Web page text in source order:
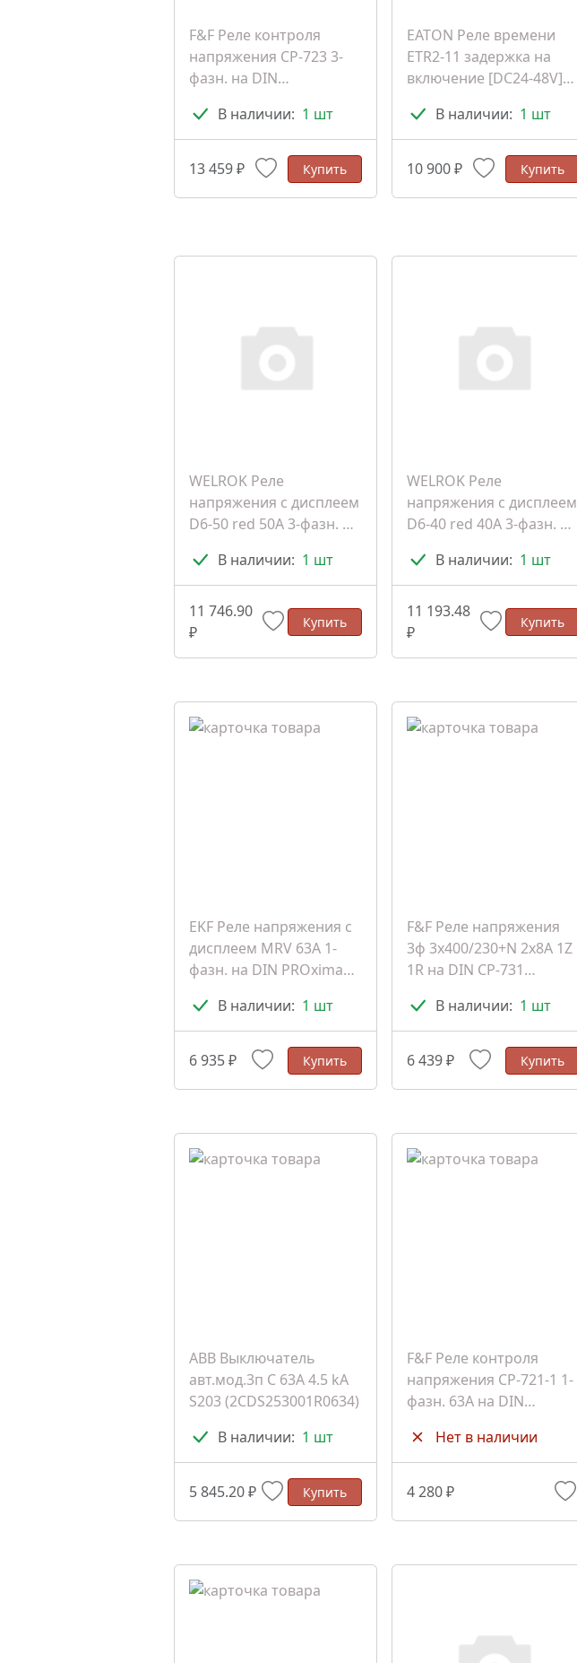
F&F Реле контроля
напряжения CP-723 3-
фазн. на DIN
В наличии: 1 шт
13 459 ₽ Купить
EATON Реле времени
ETR2-11 задержка на
включение [DC24-48V]
В наличии: 1 шт
10 900 ₽ Купить
WELROK Реле
напряжения с дисплеем
D6-50 red 50A 3-фазн. на
В наличии: 1 шт
11 746.90
₽
Купить
WELROK Реле
напряжения с дисплеем
D6-40 red 40A 3-фазн. на
В наличии: 1 шт
11 193.48
₽
Купить
EKF Реле напряжения с
дисплеем MRV 63A 1-
фазн. на DIN PROxima
В наличии: 1 шт
6 935 ₽ Купить
F&F Реле напряжения
3ф 3х400/230+N 2x8A 1Z
1R на DIN CP-731
В наличии: 1 шт
6 439 ₽ Купить
ABB Выключатель
авт.мод.3п C 63A 4.5 kA
S203 (2CDS253001R0634)
В наличии: 1 шт
5 845.20 ₽ Купить
F&F Реле контроля
напряжения CP-721-1 1-
фазн. 63А на DIN
Нет в наличии
4 280 ₽